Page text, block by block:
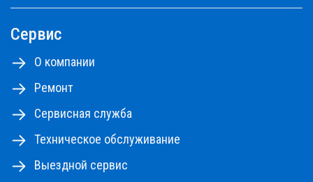
Сервис
О компании
Ремонт
Сервисная служба
Техническое обслуживание
Выездной сервис